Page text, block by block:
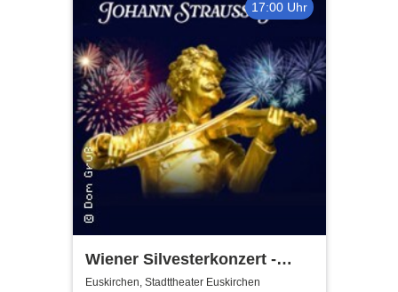
17:00 Uhr
Wiener Silvesterkonzert -
Wiener Neujahrskonzert
Euskirchen, Stadttheater Euskirchen